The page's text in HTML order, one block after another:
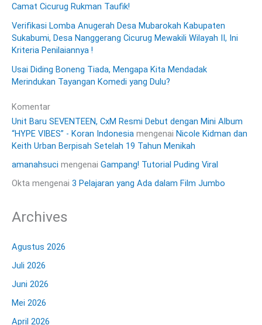
Camat Cicurug Rukman Taufik!
Verifikasi Lomba Anugerah Desa Mubarokah Kabupaten
Sukabumi, Desa Nanggerang Cicurug Mewakili Wilayah II, Ini
Kriteria Penilaiannya !
Usai Diding Boneng Tiada, Mengapa Kita Mendadak
Merindukan Tayangan Komedi yang Dulu?
Komentar
Unit Baru SEVENTEEN, CxM Resmi Debut dengan Mini Album
“HYPE VIBES” - Koran Indonesia mengenai Nicole Kidman dan
Keith Urban Berpisah Setelah 19 Tahun Menikah
amanahsuci mengenai Gampang! Tutorial Puding Viral
Okta mengenai 3 Pelajaran yang Ada dalam Film Jumbo
Archives
Agustus 2026
Juli 2026
Juni 2026
Mei 2026
April 2026